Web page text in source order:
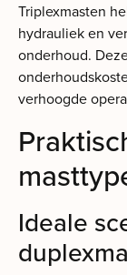
Triplexmasten
hydrauliek en
onderhoud.
verhoogde
Ideale